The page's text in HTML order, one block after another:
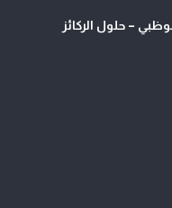
– حلول الركائز